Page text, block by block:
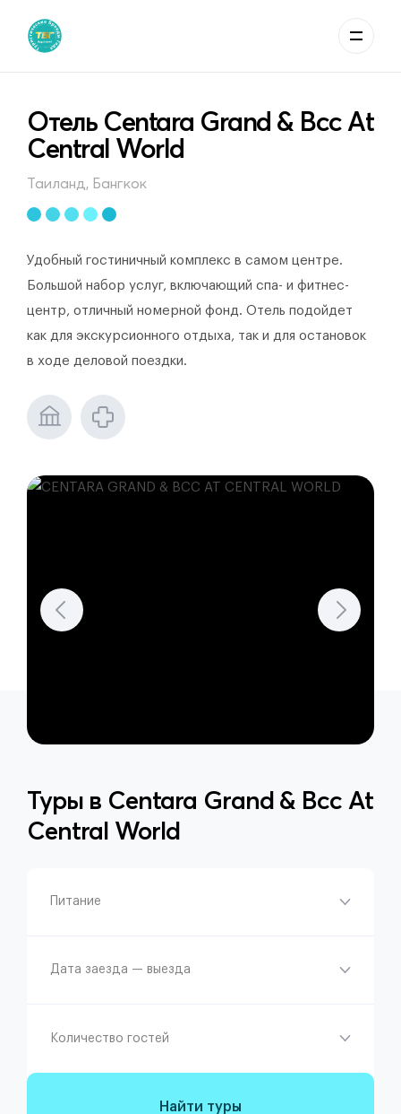
Отель Centara Grand & Bcc At
Central World
Таиланд, Бангкок
Удобный гостиничный комплекс в самом центре.
Большой набор услуг, включающий спа- и фитнес-
центр, отличный номерной фонд. Отель подойдет
как для экскурсионного отдыха, так и для остановок
в ходе деловой поездки.
Туры в Centara Grand & Bcc At
Central World
Питание
Дата заезда — выезда
Количество гостей
Найти туры